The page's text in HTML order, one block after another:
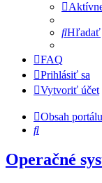
Hľadať
FAQ
Prihlásiť sa
Vytvoriť účet
Obsah portálu
Hľadať
Operačné